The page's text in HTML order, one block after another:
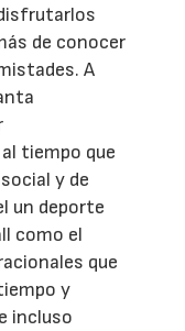
de conocer
A
tiempo que
y de
un deporte
como el
que
y
incluso